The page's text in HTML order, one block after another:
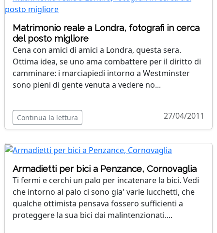
Matrimonio reale a Londra, fotografi in cerca
del posto migliore
Cena con amici di amici a Londra, questa sera.
Ottima idea, se uno ama combattere per il diritto di
camminare: i marciapiedi intorno a Westminster
sono pieni di gente venuta a vedere no...
Continua la lettura 27/04/2011
Armadietti per bici a Penzance, Cornovaglia
Ti fermi e cerchi un palo per incatenare la bici. Vedi
che intorno al palo ci sono gia' varie lucchetti, che
qualche ottimista pensava fossero sufficienti a
proteggere la sua bici dai malintenzionati....